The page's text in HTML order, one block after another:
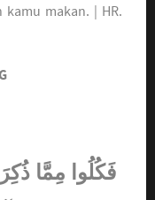
makan. | HR.
فَكُلُوا مِمَّا